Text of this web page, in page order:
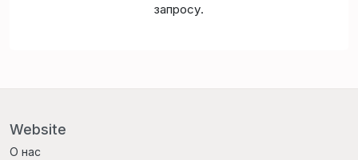
запросу.
Website
О нас